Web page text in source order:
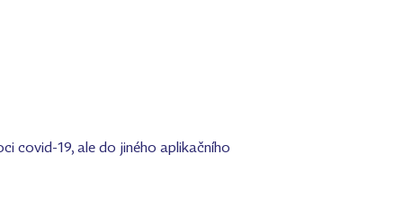
covid-19, ale do jiného aplikačního